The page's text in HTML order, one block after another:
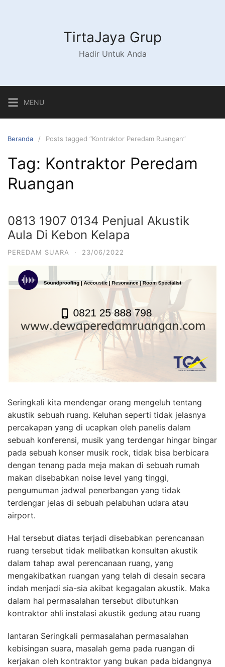
TirtaJaya Grup
Hadir Untuk Anda
MENU
Beranda Posts tagged “Kontraktor Peredam Ruangan”
Tag: Kontraktor Peredam
Ruangan
0813 1907 0134 Penjual Akustik
Aula Di Kebon Kelapa
PEREDAM SUARA · 23/06/2022
Seringkali kita mendengar orang mengeluh tentang
akustik sebuah ruang. Keluhan seperti tidak jelasnya
percakapan yang di ucapkan oleh panelis dalam
sebuah konferensi, musik yang terdengar hingar bingar
pada sebuah konser musik rock, tidak bisa berbicara
dengan tenang pada meja makan di sebuah rumah
makan disebabkan noise level yang tinggi,
pengumuman jadwal penerbangan yang tidak
terdengar jelas di sebuah pelabuhan udara atau
airport.
Hal tersebut diatas terjadi disebabkan perencanaan
ruang tersebut tidak melibatkan konsultan akustik
dalam tahap awal perencanaan ruang, yang
mengakibatkan ruangan yang telah di desain secara
indah menjadi sia-sia akibat kegagalan akustik. Maka
dalam hal permasalahan tersebut dibutuhkan
kontraktor ahli instalasi akustik gedung atau ruang
lantaran Seringkali permasalahan permasalahan
kebisingan suara, masalah gema pada ruangan di
kerjakan oleh kontraktor yang bukan pada bidangnya